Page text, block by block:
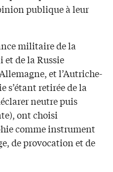
publique à leur
militaire de la
et de la Russie
et l’Autriche-
s’étant retirée de la
neutre puis
ont choisi
comme instrument
de provocation et de